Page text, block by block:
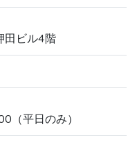
ビル4階
平日のみ）